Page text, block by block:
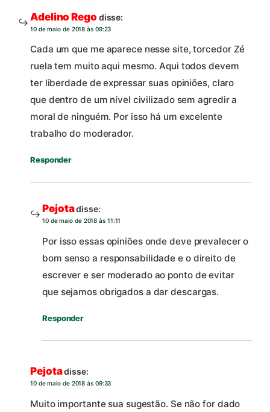
Adelino Rego disse:
10 de maio de 2018 às 09:23
Cada um que me aparece nesse site, torcedor Zé
ruela tem muito aqui mesmo. Aqui todos devem
ter liberdade de expressar suas opiniões, claro
que dentro de um nível civilizado sem agredir a
moral de ninguém. Por isso há um excelente
trabalho do moderador.
Responder
Pejotadisse:
10 de maio de 2018 às 11:11
Por isso essas opiniões onde deve prevalecer o
bom senso a responsabilidade e o direito de
escrever e ser moderado ao ponto de evitar
que sejamos obrigados a dar descargas.
Responder
Pejotadisse:
10 de maio de 2018 às 09:33
Muito importante sua sugestão. Se não for dado